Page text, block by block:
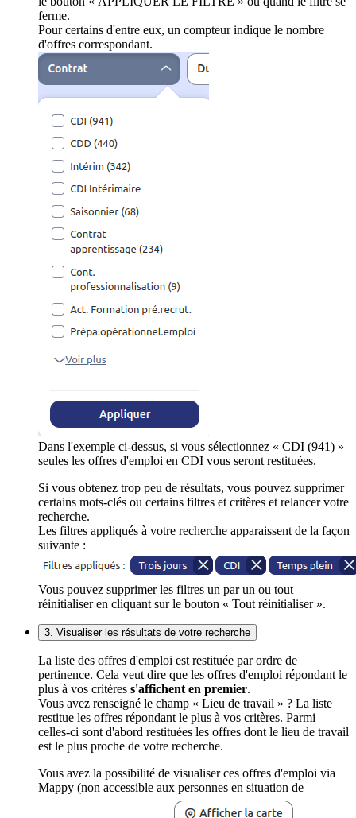
ferme.
Pour certains d'entre eux, un compteur indique le nombre
d'offres correspondant.
Dans l'exemple ci-dessus, si vous sélectionnez « CDI (941) »
seules les offres d'emploi en CDI vous seront restituées.
Si vous obtenez trop peu de résultats, vous pouvez supprimer
certains mots-clés ou certains filtres et critères et relancer votre
recherche.
Les filtres appliqués à votre recherche apparaissent de la façon
suivante :
Vous pouvez supprimer les filtres un par un ou tout
réinitialiser en cliquant sur le bouton « Tout réinitialiser ».
3. Visualiser les résultats de votre recherche
La liste des offres d'emploi est restituée par ordre de
pertinence. Cela veut dire que les offres d'emploi répondant le
plus à vos critères s'affichent en premier.
Vous avez renseigné le champ « Lieu de travail » ? La liste
restitue les offres répondant le plus à vos critères. Parmi
celles-ci sont d'abord restituées les offres dont le lieu de travail
est le plus proche de votre recherche.
Vous avez la possibilité de visualiser ces offres d'emploi via
Mappy (non accessible aux personnes en situation de